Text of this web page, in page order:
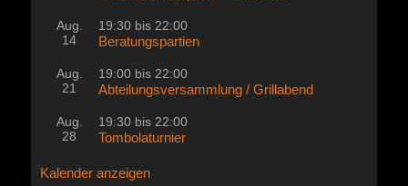
Aug.
14
19:30 bis 22:00
Beratungspartien
Aug.
21
19:00 bis 22:00
Abteilungsversammlung / Grillabend
Aug.
28
19:30 bis 22:00
Tombolaturnier
Kalender anzeigen